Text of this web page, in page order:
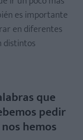
es importante
en diferentes
distintos
que
pedir
hemos